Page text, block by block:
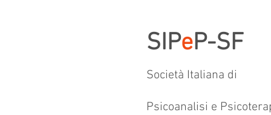
SIPeP-SF
Società Italiana di
Psicoanalisi e